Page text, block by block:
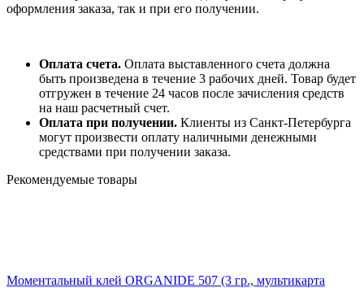
оформления заказа, так и при его получении.
Оплата счета. Оплата выставленного счета должна
быть произведена в течение 3 рабочих дней. Товар будет
отгружен в течение 24 часов после зачисления средств
на наш расчетный счет.
Оплата при получении. Клиенты из Санкт-Петербурга
могут произвести оплату наличными денежными
средствами при получении заказа.
Рекомендуемые товары
Моментальный клей ORGANIDE 507 (3 гр., мультикарта